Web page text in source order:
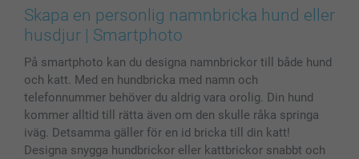
Bilder, Fotoförstoring & Fotohäften
Skal till Mobil & Surfplatta
Fotoalmanackor & Fotoagenda
Fotoramar & Tillbehör
Presentkort
Alla fotoprodukter
Cookie Policy
Sitemap
Investor Relations
smartgaranti
smartbonus
Status på beställningar
Skapa en personlig namnbricka hund eller
husdjur | Smartphoto
På smartphoto kan du designa namnbrickor till både hund
och katt. Med en hundbricka med namn och
telefonnummer behöver du aldrig vara orolig. Din hund
kommer alltid till rätta även om den skulle råka springa
iväg. Detsamma gäller för en id bricka till din katt!
Designa snygga hundbrickor eller kattbrickor snabbt och